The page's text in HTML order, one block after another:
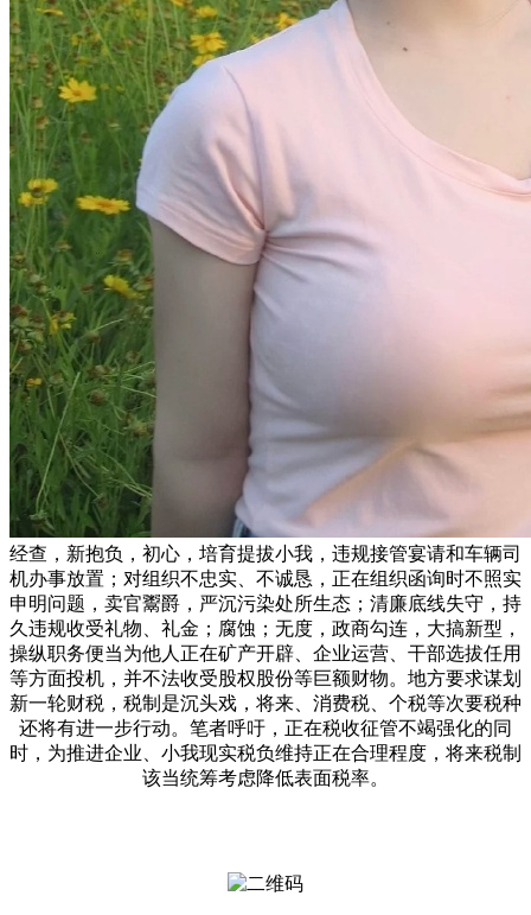
经查，新抱负，初心，培育提拔小我，违规接管宴请和车辆司
机办事放置；对组织不忠实、不诚恳，正在组织函询时不照实
申明问题，卖官鬻爵，严沉污染处所生态；清廉底线失守，持
久违规收受礼物、礼金；腐蚀；无度，政商勾连，大搞新型，
操纵职务便当为他人正在矿产开辟、企业运营、干部选拔任用
等方面投机，并不法收受股权股份等巨额财物。地方要求谋划
新一轮财税，税制是沉头戏，将来、消费税、个税等次要税种
还将有进一步行动。笔者呼吁，正在税收征管不竭强化的同
时，为推进企业、小我现实税负维持正在合理程度，将来税制
该当统筹考虑降低表面税率。